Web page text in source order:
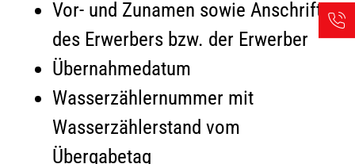
Vor- und Zunamen sowie Anschrift
des Erwerbers bzw. der Erwerber
Übernahmedatum
Wasserzählernummer mit
Wasserzählerstand vom
Übergabetag